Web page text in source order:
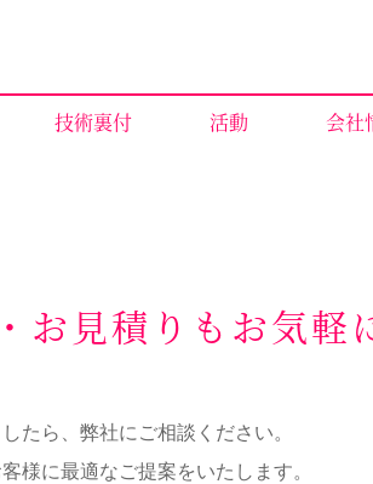
技術裏付 活動 会社
お見積りもお気軽
たら、弊社にご相談ください。
様に最適なご提案をいたします。